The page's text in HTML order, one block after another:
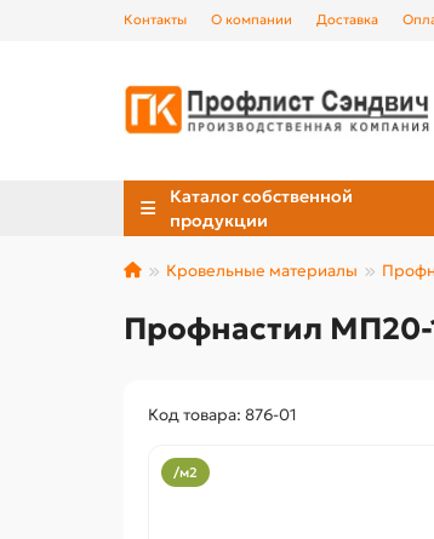
Контакты О компании Доставка
Каталог собственной
продукции
Кровельные материалы
Профнастил МП20-
Код товара: 876-01
/м2